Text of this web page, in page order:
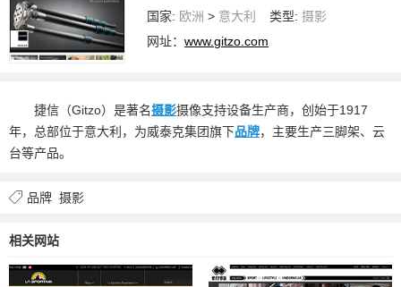
国家: 欧洲 > 意大利 类型: 摄影
网址：www.gitzo.com
捷信（Gitzo）是著名摄影摄像支持设备生产商，创始于1917
年，总部位于意大利，为威泰克集团旗下品牌，主要生产三脚架、云
台等产品。
品牌 摄影
相关网站